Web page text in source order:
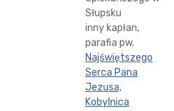
Słupsku
inny kapłan,
parafia pw.
Najświętszego
Serca Pana
Jezusa,
Kobylnica